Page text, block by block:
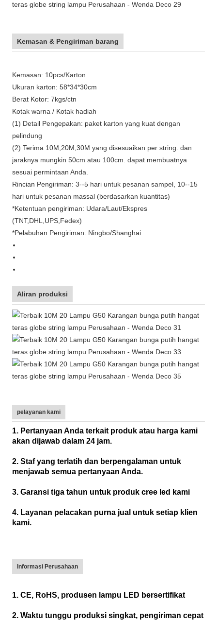
Kemasan & Pengiriman barang
Kemasan: 10pcs/Karton
Ukuran karton: 58*34*30cm
Berat Kotor: 7kgs/ctn
Kotak warna / Kotak hadiah
(1) Detail Pengepakan: paket karton yang kuat dengan
pelindung
(2) Terima 10M,20M,30M yang disesuaikan per string. dan
jaraknya mungkin 50cm atau 100cm. dapat membuatnya
sesuai permintaan Anda.
Rincian Pengiriman: 3--5 hari untuk pesanan sampel, 10--15
hari untuk pesanan massal (berdasarkan kuantitas)
*Ketentuan pengiriman: Udara/Laut/Ekspres
(TNT,DHL,UPS,Fedex)
*Pelabuhan Pengiriman: Ningbo/Shanghai
Aliran produksi
pelayanan kami
1. Pertanyaan Anda terkait produk atau harga kami
akan dijawab dalam 24 jam.
2. Staf yang terlatih dan berpengalaman untuk
menjawab semua pertanyaan Anda.
3. Garansi tiga tahun untuk produk cree led kami
4. Layanan pelacakan purna jual untuk setiap klien
kami.
Informasi Perusahaan
1. CE, RoHS, produsen lampu LED bersertifikat
2. Waktu tunggu produksi singkat, pengiriman cepat